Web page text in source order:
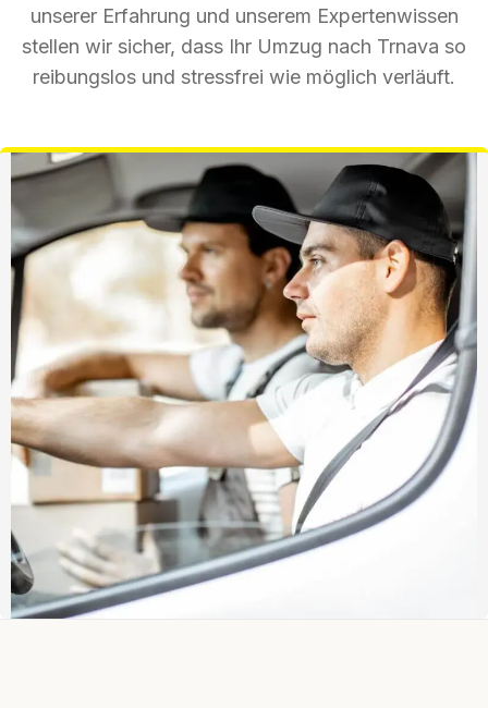
unserer Erfahrung und unserem Expertenwissen
stellen wir sicher, dass Ihr Umzug nach Trnava so
reibungslos und stressfrei wie möglich verläuft.